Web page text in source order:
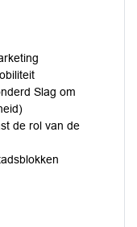
Slag om
de rol van de